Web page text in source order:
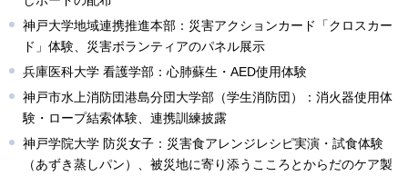
神戸大学地域連携推進本部：災害アクションカード「クロスカー
ド」体験、災害ボランティアのパネル展示
兵庫医科大学 看護学部：心肺蘇生・AED使用体験
神戸市水上消防団港島分団大学部（学生消防団）：消火器使用体
験・ロープ結索体験、連携訓練披露
神戸学院大学 防災女子：災害食アレンジレシピ実演・試食体験
（あずき蒸しパン）、被災地に寄り添うこころとからだのケア製